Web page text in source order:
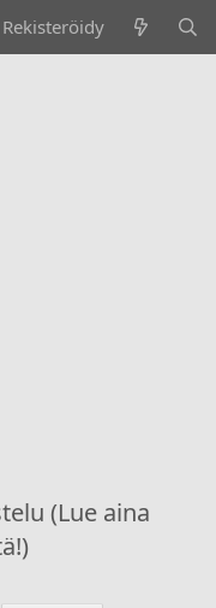
Rekisteröidy
(Lue aina